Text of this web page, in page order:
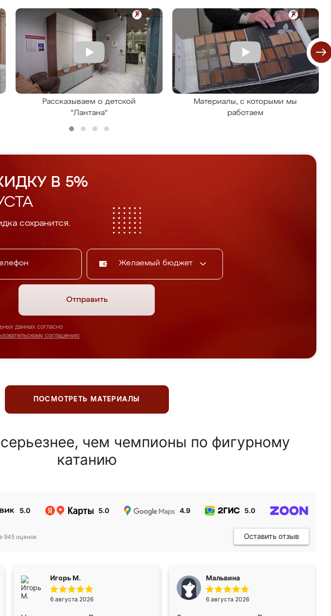
Рассказываем о детской
"Лантана"
Материалы, с которыми мы
работаем
В 5%
сохранится.
Желаемый бюджет
Отправить
данных согласно
соглашению
ПОСМОТРЕТЬ МАТЕРИАЛЫ
чем чемпионы по фигурному
катанию
5.0 5.0 4.9 5.0
945 оценок Оставить отзыв
Игорь М.
6 августа 2026
Мальвина
6 августа 2026